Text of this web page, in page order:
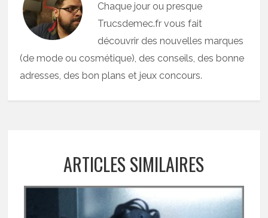
Chaque jour ou presque
Trucsdemec.fr vous fait
découvrir des nouvelles marques
(de mode ou cosmétique), des conseils, des bonne
adresses, des bon plans et jeux concours.
ARTICLES SIMILAIRES